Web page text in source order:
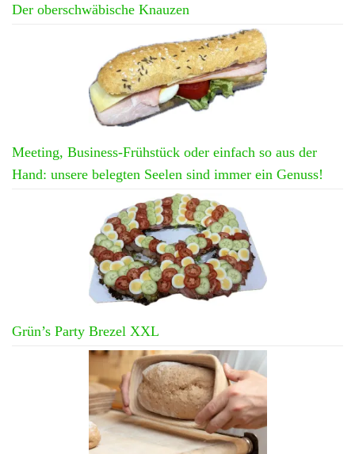
Der oberschwäbische Knauzen
Meeting, Business-Frühstück oder einfach so aus der
Hand: unsere belegten Seelen sind immer ein Genuss!
Grün’s Party Brezel XXL